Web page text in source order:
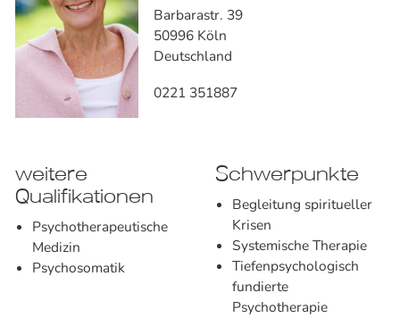
Barbarastr. 39
50996 Köln
Deutschland
0221 351887
weitere
Qualifikationen
Psychotherapeutische
Medizin
Psychosomatik
Schwerpunkte
Begleitung spiritueller
Krisen
Systemische Therapie
Tiefenpsychologisch
fundierte
Psychotherapie